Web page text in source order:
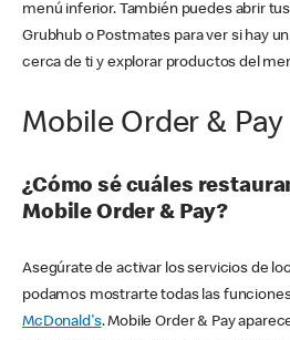
menú inferior. También puedes abrir
Grubhub o Postmates para ver si hay
cerca de ti y explorar productos del
Mobile Order & Pay
¿Cómo sé cuáles
Mobile Order & Pay?
Asegúrate de activar los servicios de
podamos mostrarte todas las
McDonald's. Mobile Order & Pay